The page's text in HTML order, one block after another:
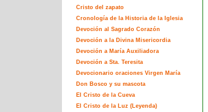
Cristo del zapato
Cronología de la Historia de la Iglesia
Devoción al Sagrado Corazón
Devoción a la Divina Misericordia
Devoción a María Auxiliadora
Devoción a Sta. Teresita
Devocionario oraciones Virgen María
Don Bosco y su mascota
El Cristo de la Cueva
El Cristo de la Luz (Leyenda)